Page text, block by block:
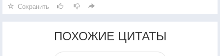
Сохранить
ПОХОЖИЕ ЦИТАТЫ